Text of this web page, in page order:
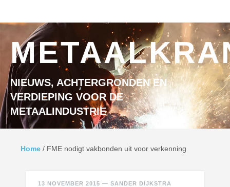
NIEUWS, ACHTERGRONDEN EN
VERDIEPING VOOR DE
METAALINDUSTRIE
Home / FME nodigt vakbonden uit voor verkenning
13 NOVEMBER 2015 —SANDER DIJKSTRA